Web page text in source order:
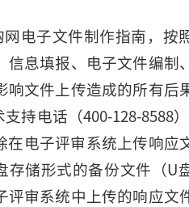
电子文件制作指南，按
信息填报、电子文件编制
响文件上传造成的所有后
持电话（400-128-8588
电子评审系统上传响应
存储形式的备份文件（U
审系统中上传的响应文